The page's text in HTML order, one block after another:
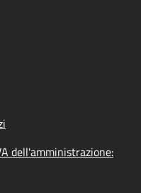
dell'amministrazione: